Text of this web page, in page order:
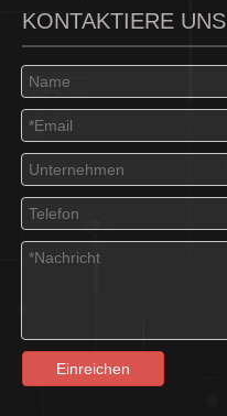
KONTAKTIERE UNS
Einreichen